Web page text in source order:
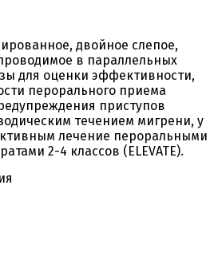
двойное слепое,
в параллельных
для оценки эффективности,
перорального приема
приступов
течением мигрени, у
лечение пероральными
2-4 классов (ELEVATE).